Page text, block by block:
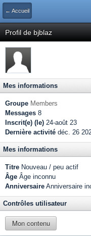
← Accueil
Profil de bjblaz
Mes informations
Groupe Members
Messages 8
Inscrit(e) (le) 24-août 23
Dernière activité déc. 26
Mes informations
Titre Nouveau / peu actif
Âge Âge inconnu
Anniversaire Anniversaire
Contrôles utilisateur
Mon contenu